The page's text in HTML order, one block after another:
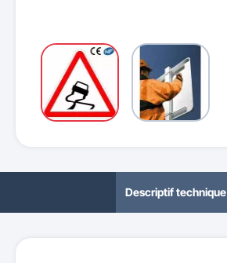
Descriptif technique